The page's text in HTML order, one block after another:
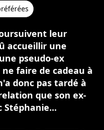
leur
accueillir une
pseudo-ex
faire de cadeau à
donc pas tardé à
que son ex-